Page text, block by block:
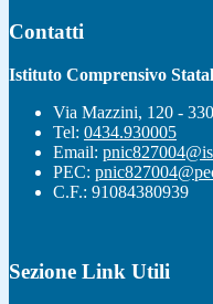
Contatti
Istituto Comprensivo
Via Mazzini, 120 -
Tel: 0434.930005
Email:
PEC:
C.F.: 91084380939
Sezione Link Utili